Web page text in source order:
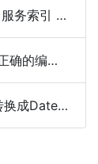
解决方法
码方法
常报错问题